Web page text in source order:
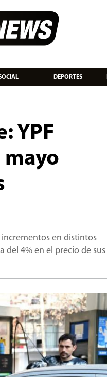
DEPORTES
YPF
en distintos
del 4% en el precio de sus